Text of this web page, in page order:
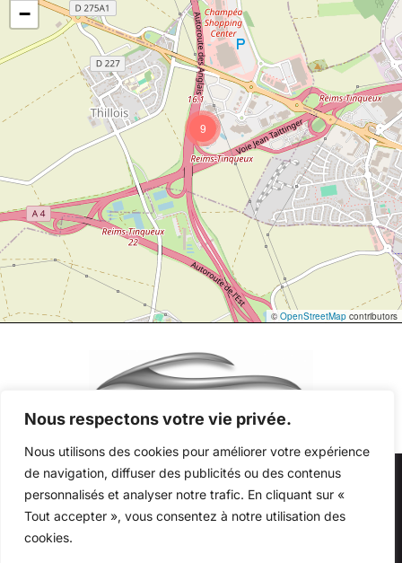
Nous respectons votre vie privée.
Nous utilisons des cookies pour améliorer votre expérience
de navigation, diffuser des publicités ou des contenus
personnalisés et analyser notre trafic. En cliquant sur «
Tout accepter », vous consentez à notre utilisation des
cookies.
9
−
©OpenStreetMap contributors
Au quotidien, prenez les transports en commun
#SeDéplacerMoinsPolluer
Copyright © 2026 Millésime Motor . Tous droits réservés -